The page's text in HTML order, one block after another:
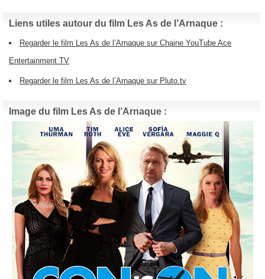
Liens utiles autour du film Les As de l’Arnaque :
Regarder le film Les As de l’Arnaque sur Chaine YouTube Ace
Entertainment TV
Regarder le film Les As de l’Arnaque sur Pluto.tv
Image du film Les As de l’Arnaque :